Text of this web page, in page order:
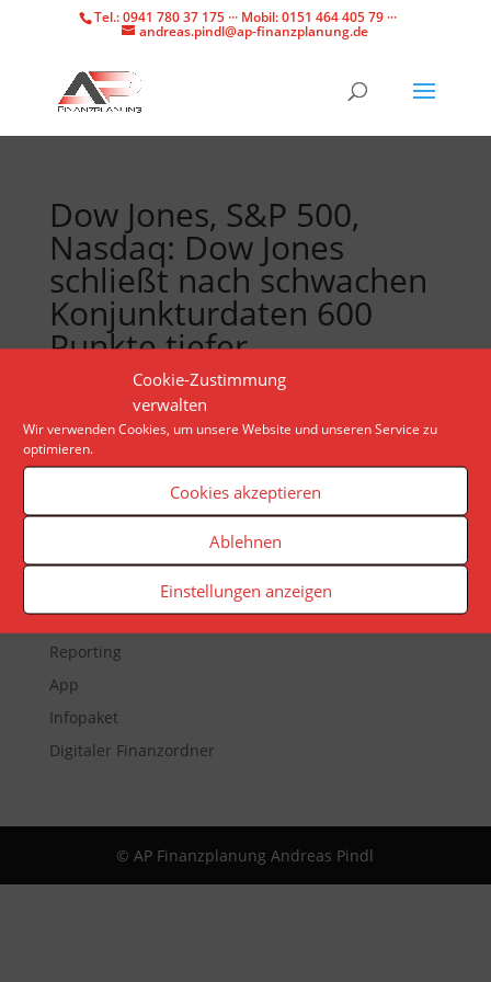
Cookie-Zustimmung
verwalten
Wir verwenden Cookies, um unsere Website und unseren Service zu
optimieren.
Cookies akzeptieren
Ablehnen
Einstellungen anzeigen
Tel.: 0941 780 37 175 ··· Mobil: 0151 464 405 79 ···
andreas.pindl@ap-finanzplanung.de
Dow Jones, S&P 500,
Nasdaq: Dow Jones
schließt nach schwachen
Konjunkturdaten 600
Punkte tiefer
Die Talfahrt der US-Industrie hält an. Nicht nur
bleibt der Einkaufsmanagerindex unter der
Wachstumsschwelle, auch sinken die Bauausgaben
in den USA weiter.
Veranstaltungen
Newsletter
Reporting
App
Infopaket
Digitaler Finanzordner
© AP Finanzplanung Andreas Pindl